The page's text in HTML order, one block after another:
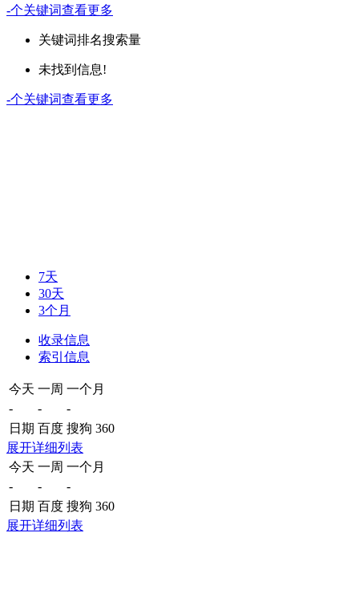
-个关键词查看更多
关键词排名搜索量
未找到信息!
-个关键词查看更多
7天
30天
3个月
收录信息
索引信息
今天 一周 一个月
-
-
-
日期 百度 搜狗 360
展开详细列表
今天 一周 一个月
-
-
-
日期 百度 搜狗 360
展开详细列表